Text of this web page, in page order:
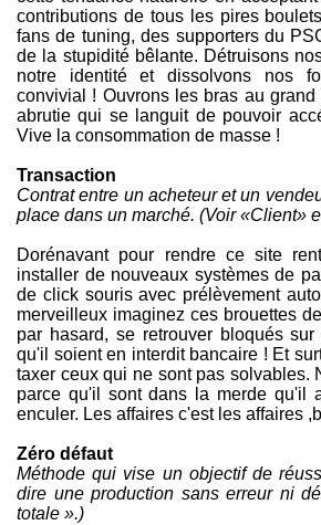
contributions de tous les pires
fans de tuning, des supporters du
de la stupidité bêlante. Détruisons
notre identité et dissolvons nos
convivial ! Ouvrons les bras au
abrutie qui se languit de pouvoir
Vive la consommation de masse !
Transaction
Contrat entre un acheteur et un
place dans un marché. (Voir «Client»
Dorénavant pour rendre ce site
installer de nouveaux systèmes de
de click souris avec prélèvement
merveilleux imaginez ces brouettes
par hasard, se retrouver bloqués
qu'il soient en interdit bancaire ! Et
taxer ceux qui ne sont pas solvables.
parce qu'il sont dans la merde qu'il
enculer. Les affaires c'est les affaires
Zéro défaut
Méthode qui vise un objectif de
dire une production sans erreur ni
totale ».)